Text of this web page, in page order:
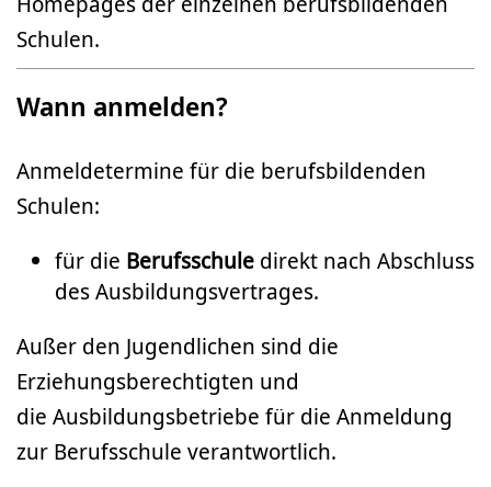
Schulen.
Wann anmelden?
Anmeldetermine für die berufsbildenden
Schulen:
für die Berufsschule direkt nach Abschluss
des Ausbildungsvertrages.
Außer den Jugendlichen sind die
Erziehungsberechtigten und
die Ausbildungsbetriebe für die Anmeldung
zur Berufsschule verantwortlich.